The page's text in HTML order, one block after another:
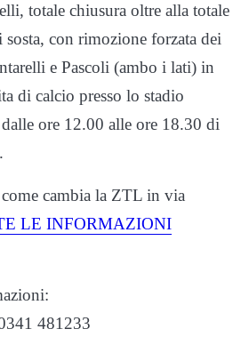
totale chiusura oltre alla totale
con rimozione forzata dei
e Pascoli (ambo i lati) in
di calcio presso lo stadio
ore 12.00 alle ore 18.30 di
cambia la ZTL in via
LE INFORMAZIONI
481233